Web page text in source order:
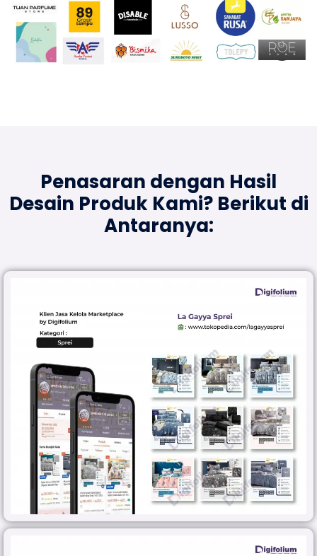
Penasaran dengan Hasil
Desain Produk Kami?Berikut di
Antaranya: